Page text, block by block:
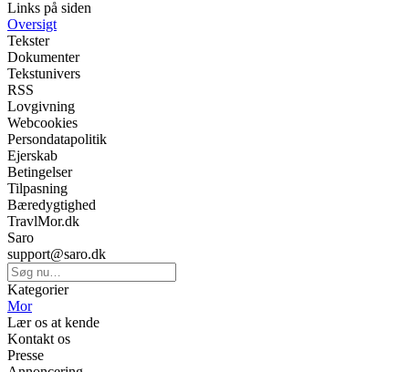
Links på siden
Oversigt
Tekster
Dokumenter
Tekstunivers
RSS
Lovgivning
Webcookies
Persondatapolitik
Ejerskab
Betingelser
Tilpasning
Bæredygtighed
TravlMor.dk
Saro
support@saro.dk
Kategorier
Mor
Lær os at kende
Kontakt os
Presse